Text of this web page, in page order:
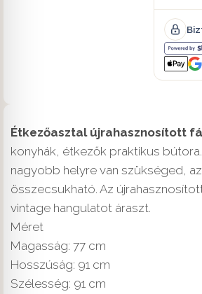
Étkezőasztal újrahasznosított
konyhák, étkezők praktikus
nagyobb helyre van szükséged,
összecsukható. Az
vintage hangulatot áraszt.
Méret
Magasság: 77 cm
Hosszúság: 91 cm
Szélesség: 91 cm